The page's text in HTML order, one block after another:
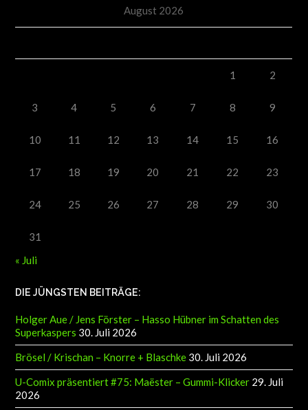
August 2026
1 2
3 4 5 6 7 8 9
10 11 12 13 14 15 16
17 18 19 20 21 22 23
24 25 26 27 28 29 30
31
« Juli
DIE JÜNGSTEN BEITRÄGE:
Holger Aue / Jens Förster – Hasso Hübner im Schatten des
Superkaspers 30. Juli 2026
Brösel / Krischan – Knorre + Blaschke 30. Juli 2026
U-Comix präsentiert #75: Maëster – Gummi-Klicker 29. Juli
2026